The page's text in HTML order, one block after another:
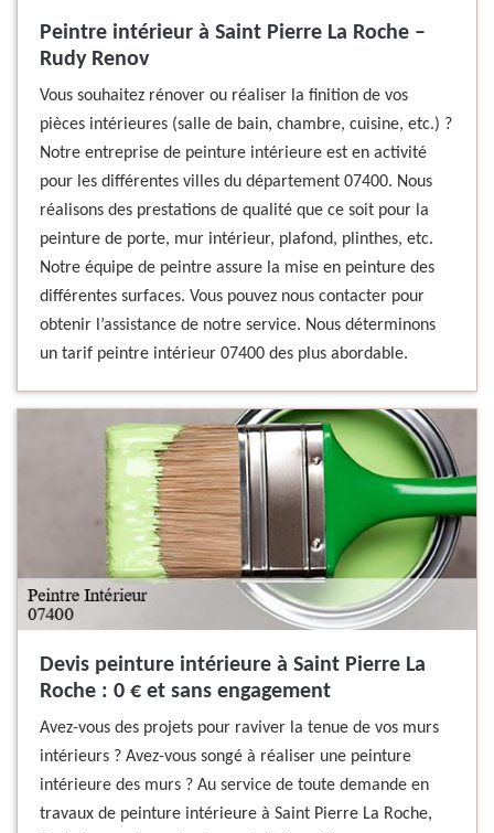
Peintre intérieur à Saint Pierre La Roche –
Rudy Renov
Vous souhaitez rénover ou réaliser la finition de vos
pièces intérieures (salle de bain, chambre, cuisine, etc.) ?
Notre entreprise de peinture intérieure est en activité
pour les différentes villes du département 07400. Nous
réalisons des prestations de qualité que ce soit pour la
peinture de porte, mur intérieur, plafond, plinthes, etc.
Notre équipe de peintre assure la mise en peinture des
différentes surfaces. Vous pouvez nous contacter pour
obtenir l’assistance de notre service. Nous déterminons
un tarif peintre intérieur 07400 des plus abordable.
Devis peinture intérieure à Saint Pierre La
Roche : 0 € et sans engagement
Avez-vous des projets pour raviver la tenue de vos murs
intérieurs ? Avez-vous songé à réaliser une peinture
intérieure des murs ? Au service de toute demande en
travaux de peinture intérieure à Saint Pierre La Roche,